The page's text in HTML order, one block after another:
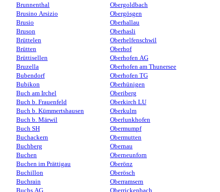
Brunnenthal
Brusino Arsizio
Brusio
Bruson
Brüttelen
Brütten
Brüttisellen
Bruzella
Bubendorf
Bubikon
Buch am Irchel
Buch b. Frauenfeld
Buch b. Kümmertshausen
Buch b. Märwil
Buch SH
Buchackern
Buchberg
Buchen
Buchen im Prättigau
Buchillon
Buchrain
Buchs AG
Obergoldbach
Obergösgen
Oberhallau
Oberhasli
Oberhelfenschwil
Oberhof
Oberhofen AG
Oberhofen am Thunersee
Oberhofen TG
Oberhünigen
Oberiberg
Oberkirch LU
Oberkulm
Oberlunkhofen
Obermumpf
Obermutten
Obernau
Oberneunforn
Oberönz
Oberösch
Oberramsern
Oberrickenbach